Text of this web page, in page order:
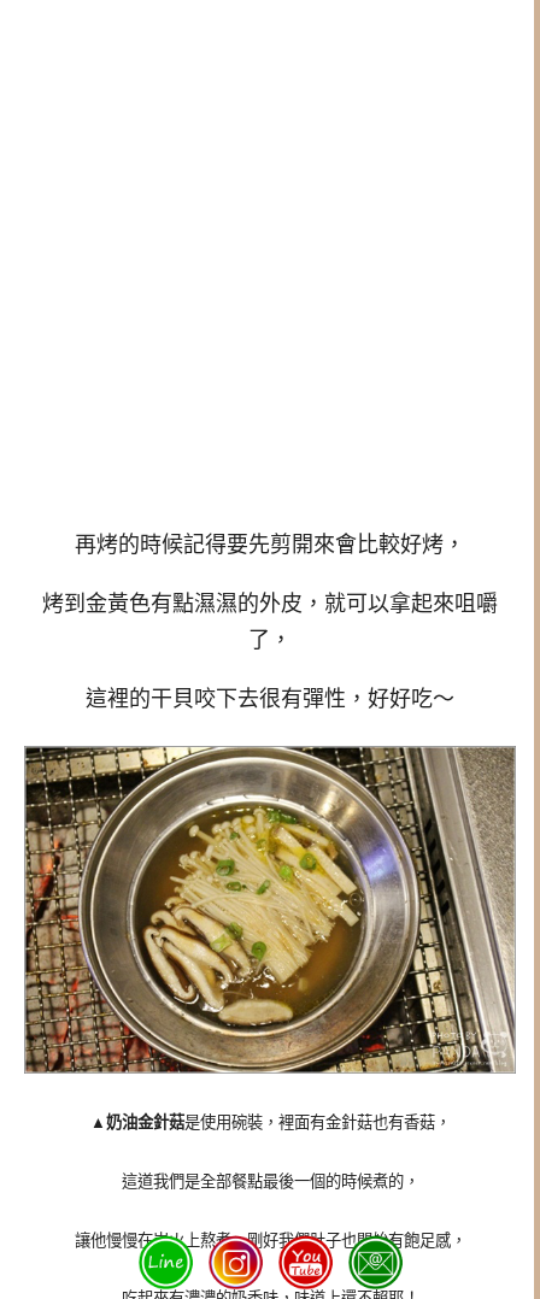
再烤的時候記得要先剪開來會比較好烤，
烤到金黃色有點濕濕的外皮，就可以拿起來咀嚼
了，
這裡的干貝咬下去很有彈性，好好吃～
▲ 奶油金針菇是使用碗裝，裡面有金針菇也有香菇，
這道我們是全部餐點最後一個的時候煮的，
讓他慢慢在炭火上熬煮，剛好我們肚子也開始有飽足感，